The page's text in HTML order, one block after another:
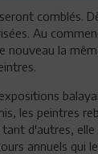
comblés.
Au
la
les peintres
tant d'autres,
annuels qui